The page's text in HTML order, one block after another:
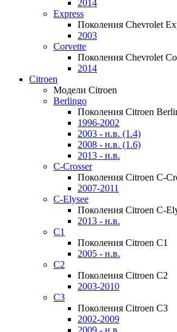
2014
Express
Поколения Chevrolet
2003
Corvette
Поколения Chevrolet
2014
Citroen
Модели Citroen
Berlingo
Поколения Citroen
1996-2002
2003 - н.в. (1.4)
2008 - н.в. (1.6)
2013 - н.в.
C-Crosser
Поколения Citroen C-
2007-2011
C-Elysee
Поколения Citroen C-
2013 - н.в.
C1
Поколения Citroen C1
2005 - н.в.
C2
Поколения Citroen C2
2003-2010
C3
Поколения Citroen C3
2002-2009
2009 - н.в.